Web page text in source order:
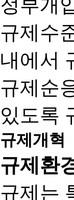
정부개
규제수
내에서
규제순
있도록
규제개혁
규제환
규제는